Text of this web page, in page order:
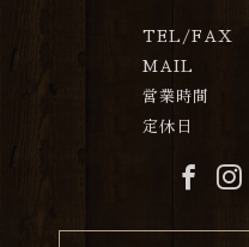
TEL/FAX
MAIL
営業時間
定休日